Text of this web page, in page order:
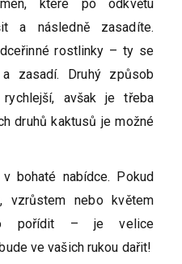
které po odkvětu
a následně zasadíte.
rostlinky – ty se
zasadí. Druhý způsob
avšak je třeba
druhů kaktusů je možné
bohaté nabídce. Pokud
vzrůstem nebo květem
pořídit – je velice
ve vašich rukou dařit!